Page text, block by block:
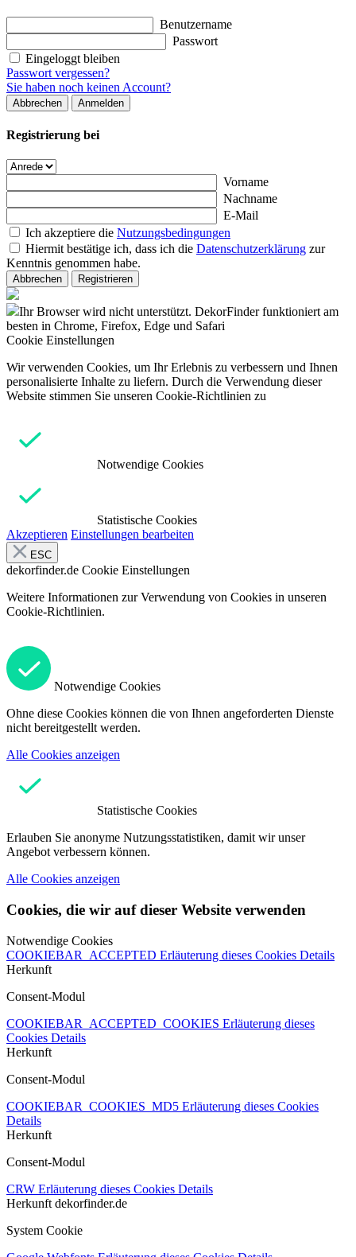
Benutzername
Passwort
Eingeloggt bleiben
Passwort vergessen?
Sie haben noch keinen Account?
Abbrechen Anmelden
Registrierung bei
Vorname
Nachname
E-Mail
Ich akzeptiere die Nutzungsbedingungen
Hiermit bestätige ich, dass ich die Datenschutzerklärung zur
Kenntnis genommen habe.
Abbrechen Registrieren
Ihr Browser wird nicht unterstützt. DekorFinder funktioniert am
besten in Chrome, Firefox, Edge und Safari
Cookie Einstellungen
Wir verwenden Cookies, um Ihr Erlebnis zu verbessern und Ihnen
personalisierte Inhalte zu liefern. Durch die Verwendung dieser
Website stimmen Sie unseren Cookie-Richtlinien zu
Notwendige Cookies
Statistische Cookies
Akzeptieren Einstellungen bearbeiten
ESC
dekorfinder.de Cookie Einstellungen
Weitere Informationen zur Verwendung von Cookies in unseren
Cookie-Richtlinien.
Notwendige Cookies
Ohne diese Cookies können die von Ihnen angeforderten Dienste
nicht bereitgestellt werden.
Alle Cookies anzeigen
Statistische Cookies
Erlauben Sie anonyme Nutzungsstatistiken, damit wir unser
Angebot verbessern können.
Alle Cookies anzeigen
Cookies, die wir auf dieser Website verwenden
Notwendige Cookies
COOKIEBAR_ACCEPTED Erläuterung dieses Cookies Details
Herkunft
Consent-Modul
COOKIEBAR_ACCEPTED_COOKIES Erläuterung dieses
Cookies Details
Herkunft
Consent-Modul
COOKIEBAR_COOKIES_MD5 Erläuterung dieses Cookies
Details
Herkunft
Consent-Modul
CRW Erläuterung dieses Cookies Details
Herkunft dekorfinder.de
System Cookie